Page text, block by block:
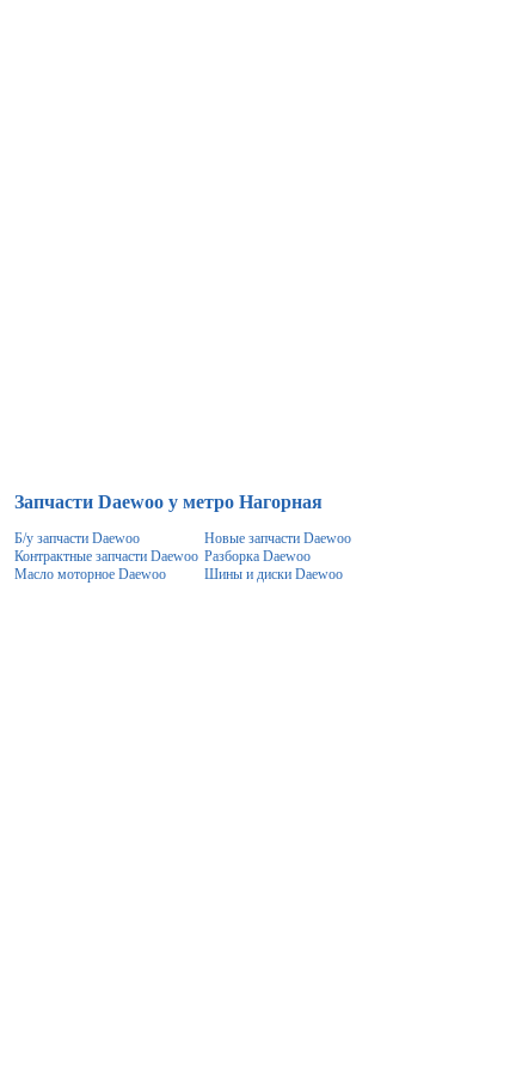
Запчасти Daewoo у метро Нагорная
Б/у запчасти Daewoo
Контрактные запчасти Daewoo
Масло моторное Daewoo
Новые запчасти Daewoo
Разборка Daewoo
Шины и диски Daewoo